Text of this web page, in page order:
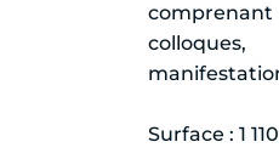
comprenant
Surface : 1